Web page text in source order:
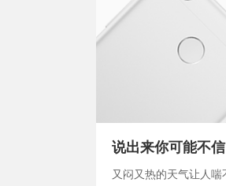
说出来你可能不
又闷又热的天气让人